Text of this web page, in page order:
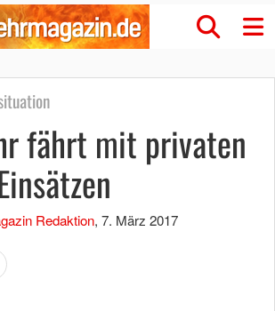
fährt mit privaten
Redaktion, 7. März 2017